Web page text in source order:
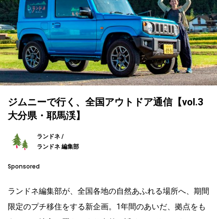
ジムニーで行く、全国アウトドア通信【vol.3
大分県・耶馬渓】
ランドネ /
ランドネ 編集部
Sponsored
ランドネ編集部が、全国各地の自然あふれる場所へ、期間
限定のプチ移住をする新企画。1年間のあいだ、拠点をも